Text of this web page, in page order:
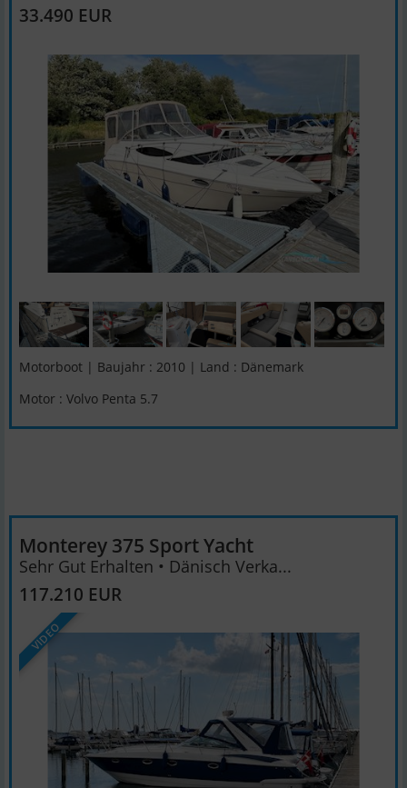
33.490 EUR
Motorboot | Baujahr : 2010 | Land : Dänemark
Motor : Volvo Penta 5.7
Monterey 375 Sport Yacht
Sehr Gut Erhalten • Dänisch Verka...
117.210 EUR
VIDEO